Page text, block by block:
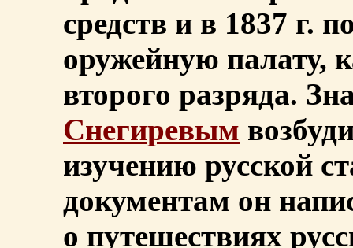
средств и в 1837 г.
оружейную палату,
второго разряда.
Снегиревым
изучению русской
документам он
о путешествиях